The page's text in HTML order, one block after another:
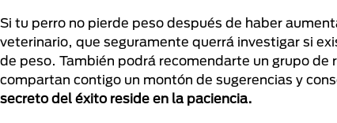
Si tu perro no pierde peso después de haber
veterinario, que seguramente querrá investigar si
de peso. También podrá recomendarte un grupo
compartan contigo un montón de sugerencias y
secreto del éxito reside en la paciencia.